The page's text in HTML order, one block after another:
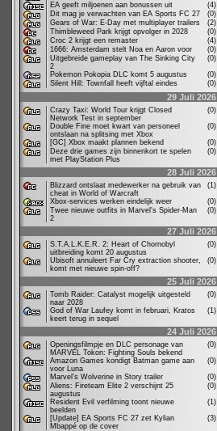
EA geeft miljoenen aan bonussen uit
(4)
Dit mag je verwachten van EA Sports FC 27
(0)
Gears of War: E-Day met multiplayer trailers
(2)
Thimbleweed Park krijgt opvolger in 2028
(0)
Croc 2 krijgt een remaster
(4)
1666: Amsterdam stelt Noa en Aaron voor
(0)
Uitgebreide gameplay van The Sinking City
2
(0)
Pokemon Pokopia DLC komt 5 augustus
(0)
Silent Hill: Townfall heeft vijftal eindes
(0)
29 Juli 2026
Crazy Taxi: World Tour krijgt Closed
Network Test in september
(0)
Double Fine moet kwart van personeel
ontslaan na splitsing met Xbox
(0)
[GC] Xbox maakt plannen bekend
(0)
Deze drie games zijn binnenkort te spelen
met PlayStation Plus
(0)
28 Juli 2026
Blizzard ontslaat medewerker na gebruik van
cheat in World of Warcraft
(1)
Xbox-services werken eindelijk weer
(0)
Twee nieuwe outfits in Marvel's Spider-Man
2
(0)
27 Juli 2026
S.T.A.L.K.E.R. 2: Heart of Chornobyl
uitbreiding komt 20 augustus
(0)
Ubisoft annuleert Far Cry extraction shooter,
komt met nieuwe spin-off?
(0)
25 Juli 2026
Tomb Raider: Catalyst mogelijk uitgesteld
naar 2028
(0)
God of War Laufey komt in februari, Kratos
keert terug in sequel
(1)
24 Juli 2026
Openingsfilmpje en DLC personage van
MARVEL Tokon: Fighting Souls bekend
(0)
Amazon Games kondigt Batman game aan
voor Luna
(0)
Marvel's Wolverine in Story trailer
(0)
Aliens: Fireteam Elite 2 verschijnt 25
augustus
(0)
Resident Evil verfilming toont nieuwe
beelden
(1)
[Update] EA Sports FC 27 zet Kylian
Mbappé op de cover
(3)